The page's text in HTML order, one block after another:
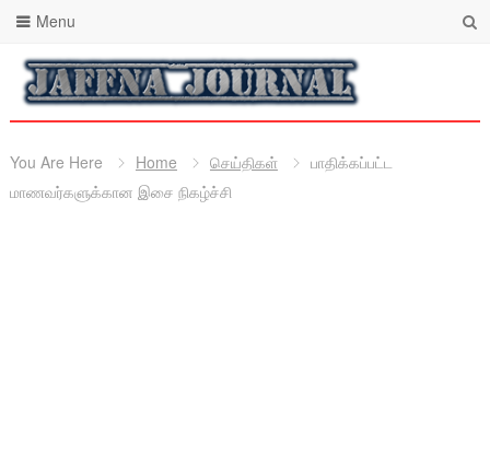
Menu
You Are Here Home செய்திகள்
பாதிக்கப்பட்ட
மாணவர்களுக்கான இசை நிகழ்ச்சி